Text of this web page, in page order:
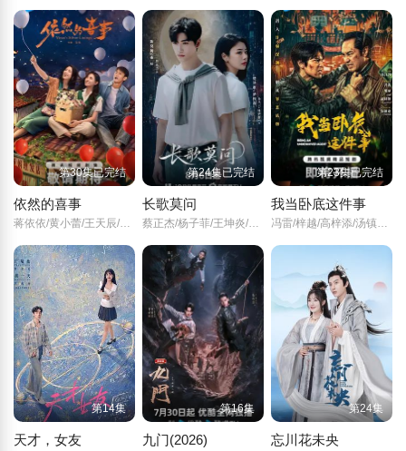
第30集已完结
依然的喜事
蒋依依/黄小蕾/王天辰/李依晓/
第24集已完结
长歌莫问
蔡正杰/杨子菲/王坤炎/刘美辰/
第23集已完结
我当卧底这件事
冯雷/梓越/高梓添/汤镇业/杨帆/
第14集
天才，女友
第16集
九门(2026)
第24集
忘川花未央